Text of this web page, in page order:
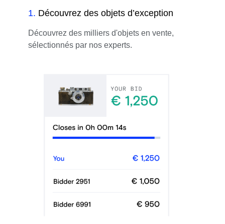
1. Découvrez des objets d’exception
Découvrez des milliers d'objets en vente,
sélectionnés par nos experts.